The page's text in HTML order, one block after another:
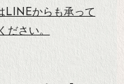
LINEからも承って
ださい。